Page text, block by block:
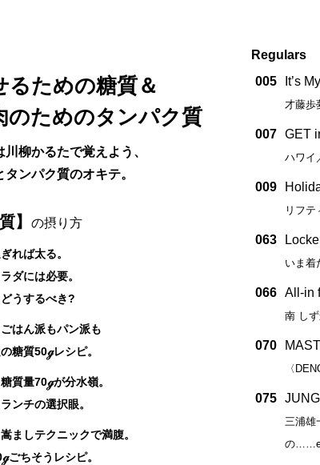
るための糖質＆
のためのタンパク質
川柳かるたで覚えよう、
タンパク質のオキテ。
】 の摂り方
れば太る。
ダには必要。
うするべき?
はん派もパン派も
糖質50ℊレシピ。
質量70ℊが分水嶺。
ンチの選択眼。
ましテクニックで満腹。
ごちそうレシピ。
Regulars
005
It’s
才藤歩
007 GET
ハワイ
009
リフテ
063
いま着
066 All-in
南 し
070
〈
075
三浦雄
の